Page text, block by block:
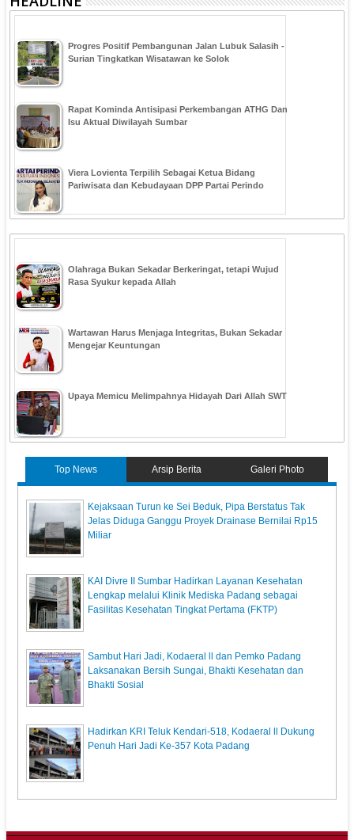
Progres Positif Pembangunan Jalan Lubuk Salasih -
Surian Tingkatkan Wisatawan ke Solok
Rapat Kominda Antisipasi Perkembangan ATHG Dan
Isu Aktual Diwilayah Sumbar
Viera Lovienta Terpilih Sebagai Ketua Bidang
Pariwisata dan Kebudayaan DPP Partai Perindo
Olahraga Bukan Sekadar Berkeringat, tetapi Wujud
Rasa Syukur kepada Allah
Wartawan Harus Menjaga Integritas, Bukan Sekadar
Mengejar Keuntungan
Upaya Memicu Melimpahnya Hidayah Dari Allah SWT
Top News Arsip Berita Galeri Photo
Kejaksaan Turun ke Sei Beduk, Pipa Berstatus Tak
Jelas Diduga Ganggu Proyek Drainase Bernilai Rp15
Miliar
KAI Divre II Sumbar Hadirkan Layanan Kesehatan
Lengkap melalui Klinik Mediska Padang sebagai
Fasilitas Kesehatan Tingkat Pertama (FKTP)
Sambut Hari Jadi, Kodaeral ll dan Pemko Padang
Laksanakan Bersih Sungai, Bhakti Kesehatan dan
Bhakti Sosial
Hadirkan KRI Teluk Kendari-518, Kodaeral ll Dukung
Penuh Hari Jadi Ke-357 Kota Padang